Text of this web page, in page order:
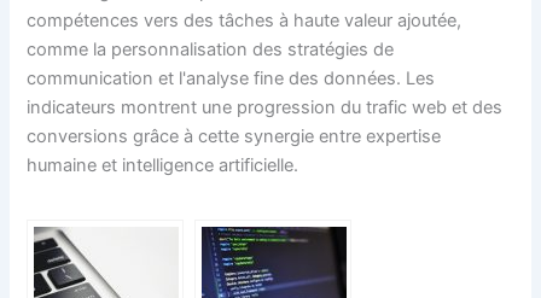
compétences vers des tâches à haute valeur ajoutée,
comme la personnalisation des stratégies de
communication et l'analyse fine des données. Les
indicateurs montrent une progression du trafic web et des
conversions grâce à cette synergie entre expertise
humaine et intelligence artificielle.